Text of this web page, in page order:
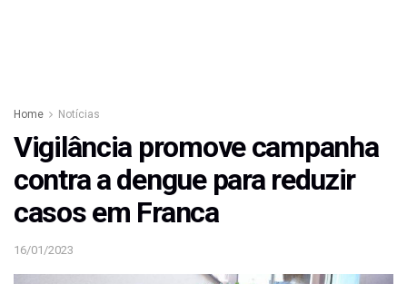
Home Notícias
Vigilância promove campanha
contra a dengue para reduzir
casos em Franca
16/01/2023